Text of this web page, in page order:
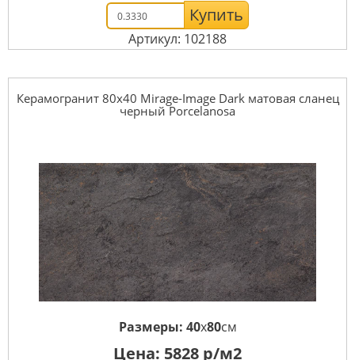
Купить
Артикул: 102188
Керамогранит 80x40 Mirage-Image Dark матовая сланец
черный Porcelanosa
Размеры: 40x80см
Цена: 5828 р/м2